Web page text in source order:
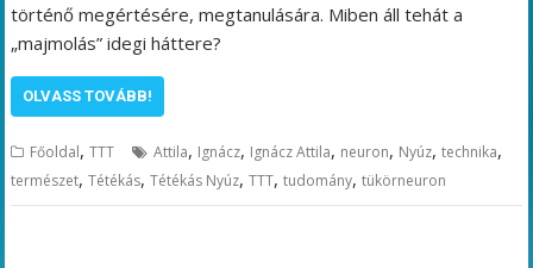
történő megértésére, megtanulására. Miben áll tehát a
„majmolás” idegi háttere?
OLVASS TOVÁBB!
Főoldal,TTT Attila, Ignácz, Ignácz Attila, neuron, Nyúz,technika,
természet,Tétékás,Tétékás Nyúz,TTT,tudomány,tükörneuron